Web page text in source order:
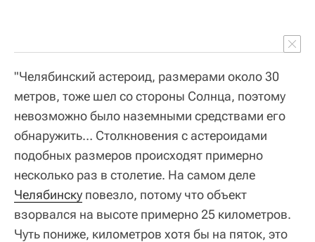
"Челябинский астероид, размерами около 30
метров, тоже шел со стороны Солнца, поэтому
невозможно было наземными средствами его
обнаружить… Столкновения с астероидами
подобных размеров происходят примерно
несколько раз в столетие. На самом деле
Челябинску повезло, потому что объект
взорвался на высоте примерно 25 километров.
Чуть пониже, километров хотя бы на пяток, это